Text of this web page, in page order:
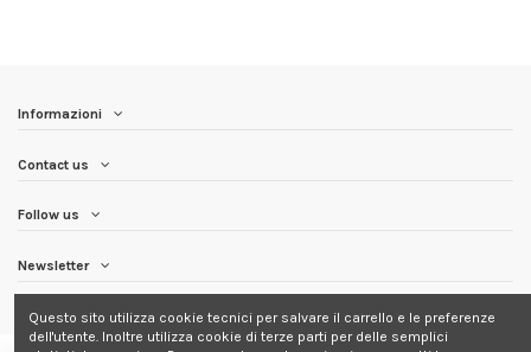
Informazioni
Contact us
Follow us
Newsletter
Questo sito utilizza cookie tecnici per salvare il carrello e le preferenze
dell'utente. Inoltre utilizza cookie di terze parti per delle semplici